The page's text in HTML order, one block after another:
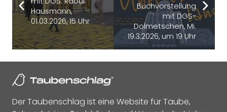
Hausmann,
01.03.2026, 15 Uhr
Buchvorstellung
mit DGS-
Dolmetschen, Mi.
19.3.2026, um 19 Uhr
Der Taubenschlag ist eine Website für Taube,